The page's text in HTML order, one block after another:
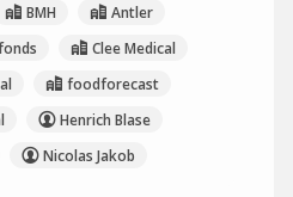
BMH
Antler
Clee Medical
foodforecast
Henrich Blase
Nicolas Jakob